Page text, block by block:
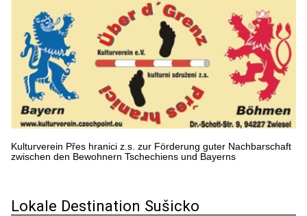
Kulturverein Přes hranici z.s. zur Förderung guter Nachbarschaft
zwischen den Bewohnern Tschechiens und Bayerns
Lokale Destination Sušicko